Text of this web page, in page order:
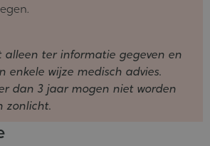
alleen ter informatie gegeven en
enkele wijze medisch advies.
dan 3 jaar mogen niet worden
zonlicht.